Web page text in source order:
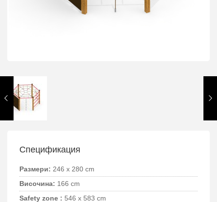
Спецификация
Размери: 246 x 280 cm
Височина: 166 cm
Safety zone : 546 x 583 cm